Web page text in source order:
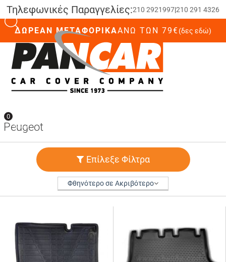
Τηλεφωνικές Παραγγελίες:210 2921997|210 291 4326
ΔΩΡΕΑΝ ΜΕΤΑΦΟΡΙΚΑΆΝΩ ΤΩΝ 79€(δες εδώ)
0
Peugeot
Επίλεξε Φίλτρα
Φθηνότερο σε Ακριβότερο